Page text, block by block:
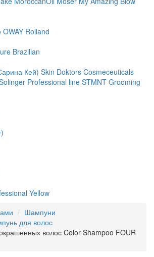
OWAY Rolland
Brazilian
Кей) Skin Doktors Cosmeceuticals
Professional line STMNT Grooming
Yellow
Шампуни
для волос
волос Color Shampoo FOUR